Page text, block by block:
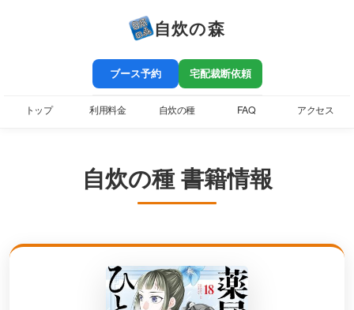
自炊の森
ブース予約 宅配裁断依頼
トップ 利用料金 自炊の種 FAQ アクセス
自炊の種 書籍情報